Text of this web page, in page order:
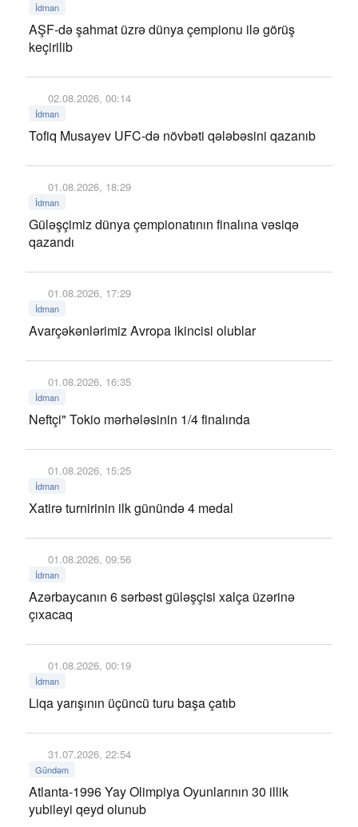
İdman
AŞF-də şahmat üzrə dünya çempionu ilə görüş
keçirilib
02.08.2026, 00:14
İdman
Tofiq Musayev UFC-də növbəti qələbəsini qazanıb
01.08.2026, 18:29
İdman
Güləşçimiz dünya çempionatının finalına vəsiqə
qazandı
01.08.2026, 17:29
İdman
Avarçəkənlərimiz Avropa ikincisi olublar
01.08.2026, 16:35
İdman
Neftçi" Tokio mərhələsinin 1/4 finalında
01.08.2026, 15:25
İdman
Xatirə turnirinin ilk günündə 4 medal
01.08.2026, 09:56
İdman
Azərbaycanın 6 sərbəst güləşçisi xalça üzərinə
çıxacaq
01.08.2026, 00:19
İdman
Liqa yarışının üçüncü turu başa çatıb
31.07.2026, 22:54
Gündəm
Atlanta-1996 Yay Olimpiya Oyunlarının 30 illik
yubileyi qeyd olunub